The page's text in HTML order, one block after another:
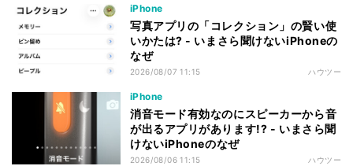
iPhone
写真アプリの「コレクション」の賢い使
いかたは? - いまさら聞けないiPhoneの
なぜ
2026/08/07 11:15 ハウツー
iPhone
消音モード有効なのにスピーカーから音
が出るアプリがあります!? - いまさら聞
けないiPhoneのなぜ
2026/08/06 11:15 ハウツー